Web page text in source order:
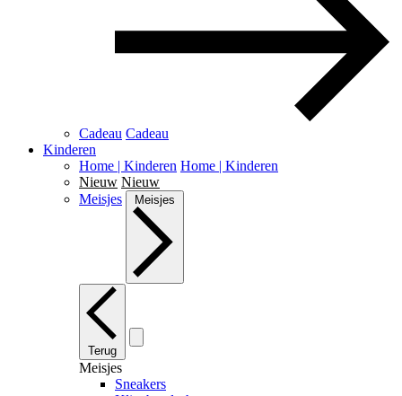
Cadeau Cadeau
Kinderen
Home | Kinderen Home | Kinderen
Nieuw Nieuw
Meisjes
Meisjes
Terug
Meisjes
Sneakers